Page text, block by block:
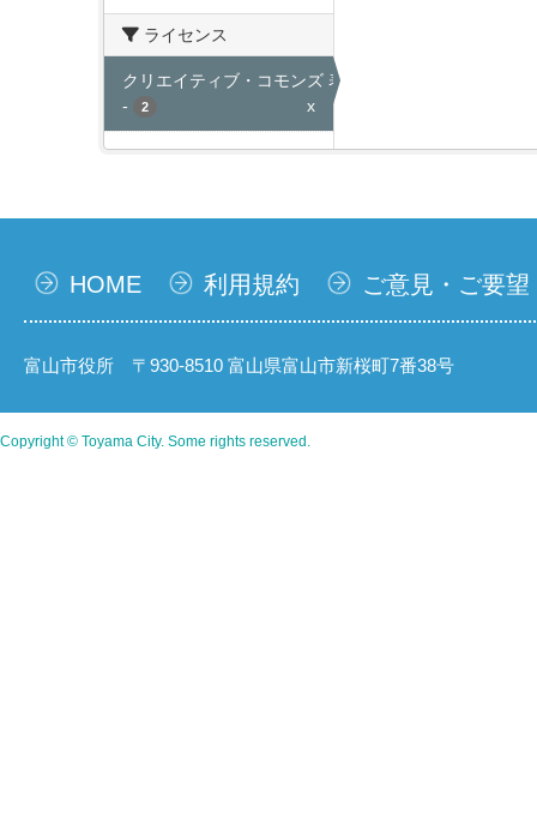
ライセンス
クリエイティブ・コモンズ 表示
-
2 x
HOME 利用規約 ご意見・ご要望
富山市役所 〒930-8510 富山県富山市新桜町7番38号
Copyright © Toyama City. Some rights reserved.